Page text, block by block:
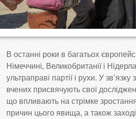
В останні роки в багатьох
Німеччині, Великобританії і
ультраправі партії і рухи. У зв’язку з
вчених присвячують свої
що впливають на стрімке
причин цього явища, а також